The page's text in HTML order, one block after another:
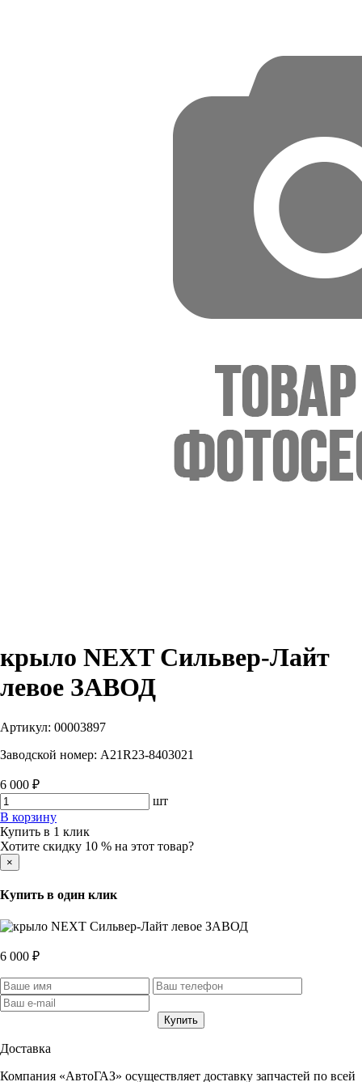
крыло NEXT Сильвер-Лайт
левое ЗАВОД
Артикул: 00003897
Заводской номер: A21R23-8403021
6 000 ₽
шт
В корзину
Купить в 1 клик
Хотите скидку 10 % на этот товар?
×
Купить в один клик
6 000 ₽
Доставка
Компания «АвтоГАЗ» осуществляет доставку запчастей по всей